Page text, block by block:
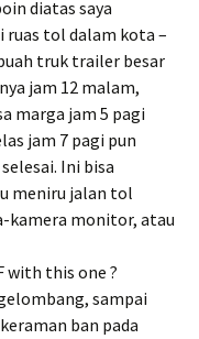
diatas saya
tol dalam kota –
truk trailer besar
jam 12 malam,
marga jam 5 pagi
jam 7 pagi pun
Ini bisa
meniru jalan tol
kamera monitor, atau
with this one ?
sampai
ban pada